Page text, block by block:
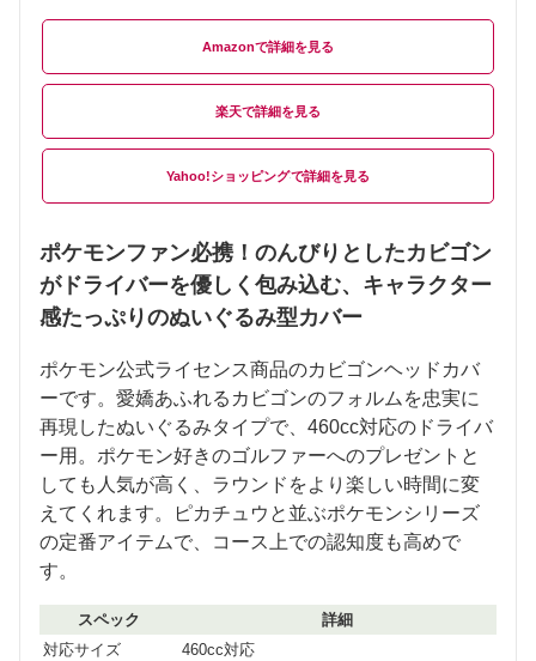
Amazon
楽天
Yahoo!ショッピング
ポケモンファン必携！のんびりとしたカビゴン
がドライバーを優しく包み込む、キャラクター
感たっぷりのぬいぐるみ型カバー
ポケモン公式ライセンス商品のカビゴンヘッドカバ
ーです。愛嬌あふれるカビゴンのフォルムを忠実に
再現したぬいぐるみタイプで、460cc対応のドライバ
ー用。ポケモン好きのゴルファーへのプレゼントと
しても人気が高く、ラウンドをより楽しい時間に変
えてくれます。ピカチュウと並ぶポケモンシリーズ
の定番アイテムで、コース上での認知度も高めで
す。
スペック
詳細
対応サイズ
460cc対応